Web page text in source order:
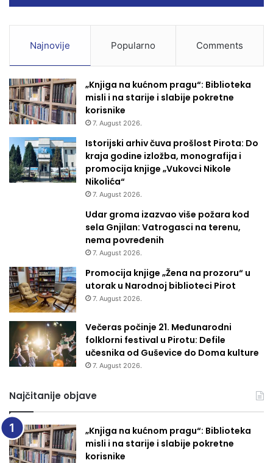
Najnovije Popularno Comments
„Knjiga na kućnom pragu“: Biblioteka
misli i na starije i slabije pokretne
korisnike
7. August 2026.
Istorijski arhiv čuva prošlost Pirota: Do
kraja godine izložba, monografija i
promocija knjige „Vukovci Nikole
Nikolića“
7. August 2026.
Udar groma izazvao više požara kod
sela Gnjilan: Vatrogasci na terenu,
nema povređenih
7. August 2026.
Promocija knjige „Žena na prozoru“ u
utorak u Narodnoj biblioteci Pirot
7. August 2026.
Večeras počinje 21. Međunarodni
folklorni festival u Pirotu: Defile
učesnika od Guševice do Doma kulture
7. August 2026.
Najčitanije objave
„Knjiga na kućnom pragu“: Biblioteka
misli i na starije i slabije pokretne
korisnike